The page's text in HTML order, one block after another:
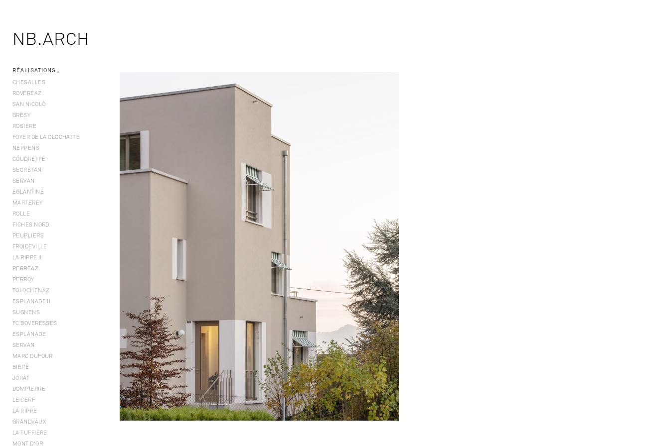
NB.ARCH
RÉALISATIONS ▼
CHESALLES
ROVÉRÉAZ
SAN NICOLÒ
GRÉSY
ROSIÈRE
FOYER DE LA CLOCHATTE
NEPPENS
COUDRETTE
SECRÉTAN
SERVAN
EGLANTINE
MARTEREY
ROLLE
FICHES NORD
PEUPLIERS
FROIDEVILLE
LA RIPPE II
PERRÉAZ
PERROY
TOLOCHENAZ
ESPLANADE II
SUGNENS
FC BOVERESSES
ESPLANADE
SERVAN
MARC DUFOUR
BIÈRE
JORAT
DOMPIERRE
LE CERF
LA RIPPE
GRANDVAUX
LA TUFFIÈRE
MONT D'OR